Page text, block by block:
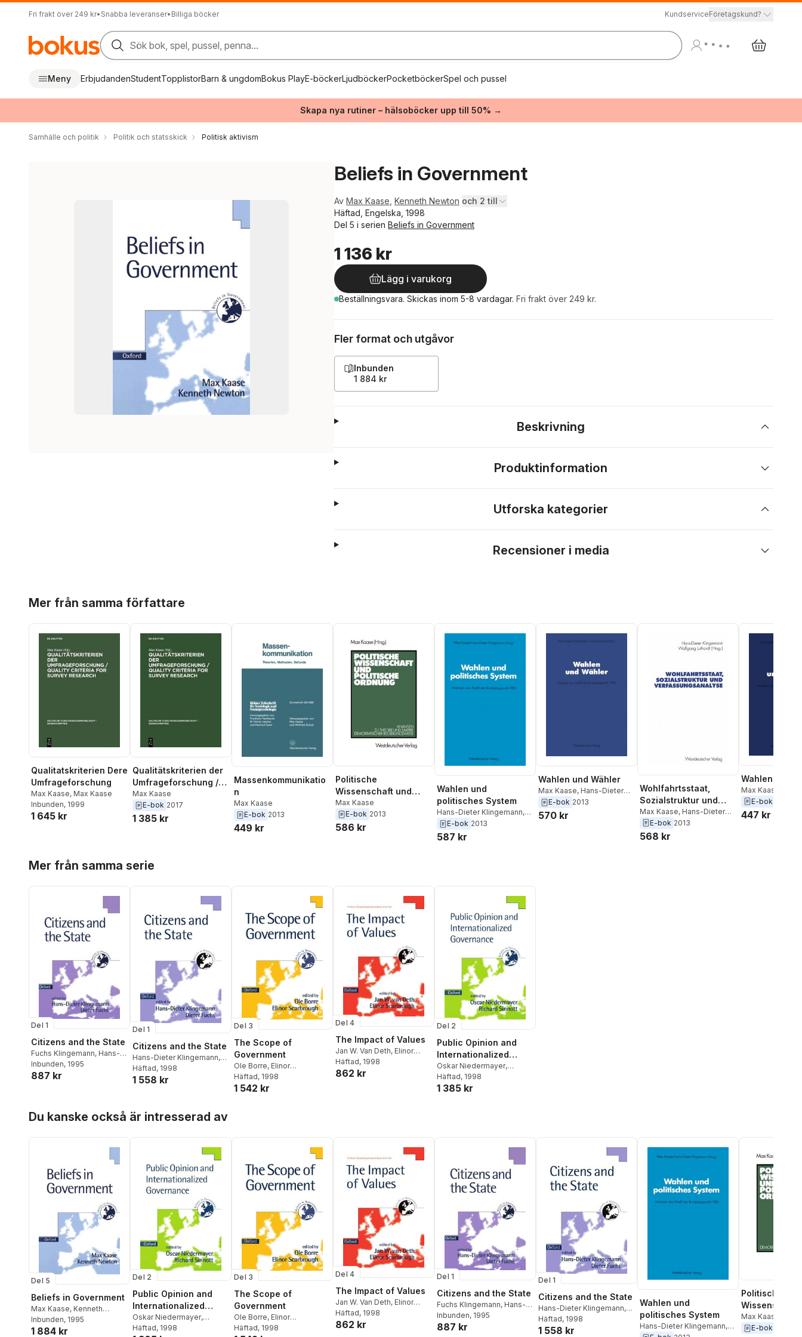
Fri frakt över 249 kr• Snabba leveranser• Billiga böcker KundserviceFöretagskund?
Sök bok, spel, pussel, penna...
Meny ErbjudandenStudentTopplistorBarn & ungdomBokus PlayE-böckerLjudböckerPocketböckerSpel och pussel
Skapa nya rutiner – hälsoböcker upp till 50% →
Samhälle och politik Politik och statsskick Politisk aktivism
Beliefs in Government
Av Max Kaase Kenneth Newton och 2 till
Häftad, Engelska, 1998
Del 5 i serien Beliefs in Government
1 136 kr
Lägg i varukorg
Beställningsvara. Skickas inom 5-8 vardagar. Fri frakt över 249 kr.
Fler format och utgåvor
Inbunden
1 884 kr
Beskrivning
Produktinformation
Utforska kategorier
Recensioner i media
Mer från samma författare
Qualitatskriterien Dere
Umfrageforschung
Max Kaase, Max Kaase
Inbunden, 1999
1 645 kr
Qualitätskriterien der
Umfrageforschung /
Quality Criteria for
Survey Research
Max Kaase
E-bok 2017
1 385 kr
Massenkommunikatio
n
Max Kaase
E-bok 2013
449 kr
Politische
Wissenschaft und
politische Ordnung
Max Kaase
E-bok 2013
586 kr
Wahlen und
politisches System
Hans-Dieter Klingemann,
Max Kaase
E-bok 2013
587 kr
Wahlen und Wähler
Max Kaase, Hans-Dieter
Klingemann
E-bok 2013
570 kr
Wohlfahrtsstaat,
Sozialstruktur und
Verfassungsanalyse
Max Kaase, Hans-Dieter
Klingemann
E-bok 2013
568 kr
Wahlen und
Max Kaase
Klingemann
E-bok
447 kr
Mer från samma serie
Del 1
Citizens and the State
Fuchs Klingemann, Hans-
Dieter Klingemann
Fuchs
Inbunden, 1995
887 kr
Del 1
Citizens and the State
Hans-Dieter Klingemann,
Dieter Fuchs
Häftad, 1998
1 558 kr
Del 3
The Scope of
Government
Ole Borre, Elinor
Scarbrough
Häftad, 1998
1 542 kr
Del 4
The Impact of Values
Jan W. Van Deth, Elinor
Scarbrough
Häftad, 1998
862 kr
Del 2
Public Opinion and
Internationalized
Governance
Oskar Niedermayer,
Richard Sinnott
Häftad, 1998
1 385 kr
Du kanske också är intresserad av
Del 5
Beliefs in Government
Max Kaase, Kenneth
Newton,Max Kaase
Kenneth Newton
Inbunden, 1995
1 884 kr
Del 2
Public Opinion and
Internationalized
Governance
Oskar Niedermayer,
Richard Sinnott
Häftad, 1998
Del 3
The Scope of
Government
Ole Borre, Elinor
Scarbrough
Häftad, 1998
Del 4
The Impact of Values
Jan W. Van Deth, Elinor
Scarbrough
Häftad, 1998
862 kr
Del 1
Citizens and the State
Fuchs Klingemann, Hans-
Dieter Klingemann
Fuchs
Inbunden, 1995
887 kr
Del 1
Citizens and the State
Hans-Dieter Klingemann,
Dieter Fuchs
Häftad, 1998
1 558 kr
Wahlen und
politisches System
Hans-Dieter Klingemann,
Politische
Wissenschaft
politische
Max Kaase
E-bok